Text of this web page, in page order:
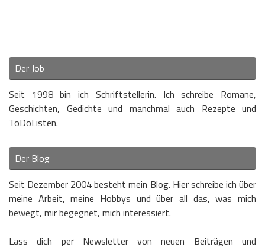
Der Job
Seit 1998 bin ich Schriftstellerin. Ich schreibe Romane,
Geschichten, Gedichte und manchmal auch Rezepte und
ToDoListen.
Der Blog
Seit Dezember 2004 besteht mein Blog. Hier schreibe ich über
meine Arbeit, meine Hobbys und über all das, was mich
bewegt, mir begegnet, mich interessiert.
Lass dich per Newsletter von neuen Beiträgen und